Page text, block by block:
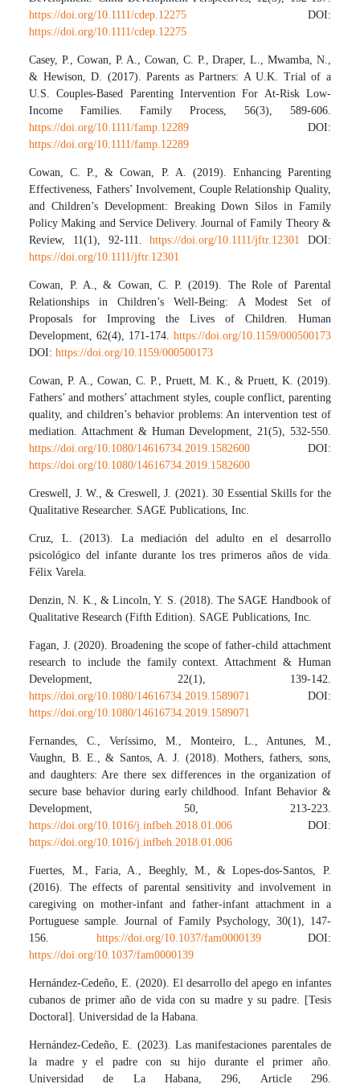
https://doi.org/10.1111/cdep.12275 DOI:
https://doi.org/10.1111/cdep.12275
Casey, P., Cowan, P. A., Cowan, C. P., Draper, L., Mwamba, N.,
& Hewison, D. (2017). Parents as Partners: A U.K. Trial of a
U.S. Couples-Based Parenting Intervention For At-Risk Low-
Income Families. Family Process, 56(3), 589-606.
https://doi.org/10.1111/famp.12289 DOI:
https://doi.org/10.1111/famp.12289
Cowan, C. P., & Cowan, P. A. (2019). Enhancing Parenting
Effectiveness, Fathers’ Involvement, Couple Relationship Quality,
and Children’s Development: Breaking Down Silos in Family
Policy Making and Service Delivery. Journal of Family Theory &
Review, 11(1), 92-111.https://doi.org/10.1111/jftr.12301
DOI:
https://doi.org/10.1111/jftr.12301
Cowan, P. A., & Cowan, C. P. (2019). The Role of Parental
Relationships in Children’s Well-Being: A Modest Set of
Proposals for Improving the Lives of Children. Human
Development, 62(4), 171-174. https://doi.org/10.1159/000500173
DOI:https://doi.org/10.1159/000500173
Cowan, P. A., Cowan, C. P., Pruett, M. K., & Pruett, K. (2019).
Fathers’ and mothers’ attachment styles, couple conflict, parenting
quality, and children’s behavior problems: An intervention test of
mediation. Attachment & Human Development, 21(5), 532-550.
https://doi.org/10.1080/14616734.2019.1582600 DOI:
https://doi.org/10.1080/14616734.2019.1582600
Creswell, J. W., & Creswell, J. (2021). 30 Essential Skills for the
Qualitative Researcher. SAGE Publications, Inc.
Cruz, L. (2013). La mediación del adulto en el desarrollo
psicológico del infante durante los tres primeros años de vida.
Félix Varela.
Denzin, N. K., & Lincoln, Y. S. (2018). The SAGE Handbook of
Qualitative Research (Fifth Edition). SAGE Publications, Inc.
Fagan, J. (2020). Broadening the scope of father-child attachment
research to include the family context. Attachment & Human
Development, 22(1), 139-142.
https://doi.org/10.1080/14616734.2019.1589071
DOI:
https://doi.org/10.1080/14616734.2019.1589071
Fernandes, C., Veríssimo, M., Monteiro, L., Antunes, M.,
Vaughn, B. E., & Santos, A. J. (2018). Mothers, fathers, sons,
and daughters: Are there sex differences in the organization of
secure base behavior during early childhood. Infant Behavior &
Development, 50, 213-223.
https://doi.org/10.1016/j.infbeh.2018.01.006 DOI:
https://doi.org/10.1016/j.infbeh.2018.01.006
Fuertes, M., Faria, A., Beeghly, M., & Lopes-dos-Santos, P.
(2016). The effects of parental sensitivity and involvement in
caregiving on mother-infant and father-infant attachment in a
Portuguese sample. Journal of Family Psychology, 30(1), 147-
156. https://doi.org/10.1037/fam0000139DOI:
https://doi.org/10.1037/fam0000139
Hernández-Cedeño, E. (2020). El desarrollo del apego en infantes
cubanos de primer año de vida con su madre y su padre. [Tesis
Doctoral]. Universidad de la Habana.
Hernández-Cedeño, E. (2023). Las manifestaciones parentales de
la madre y el padre con su hijo durante el primer año.
Universidad de La Habana, 296, Article 296.